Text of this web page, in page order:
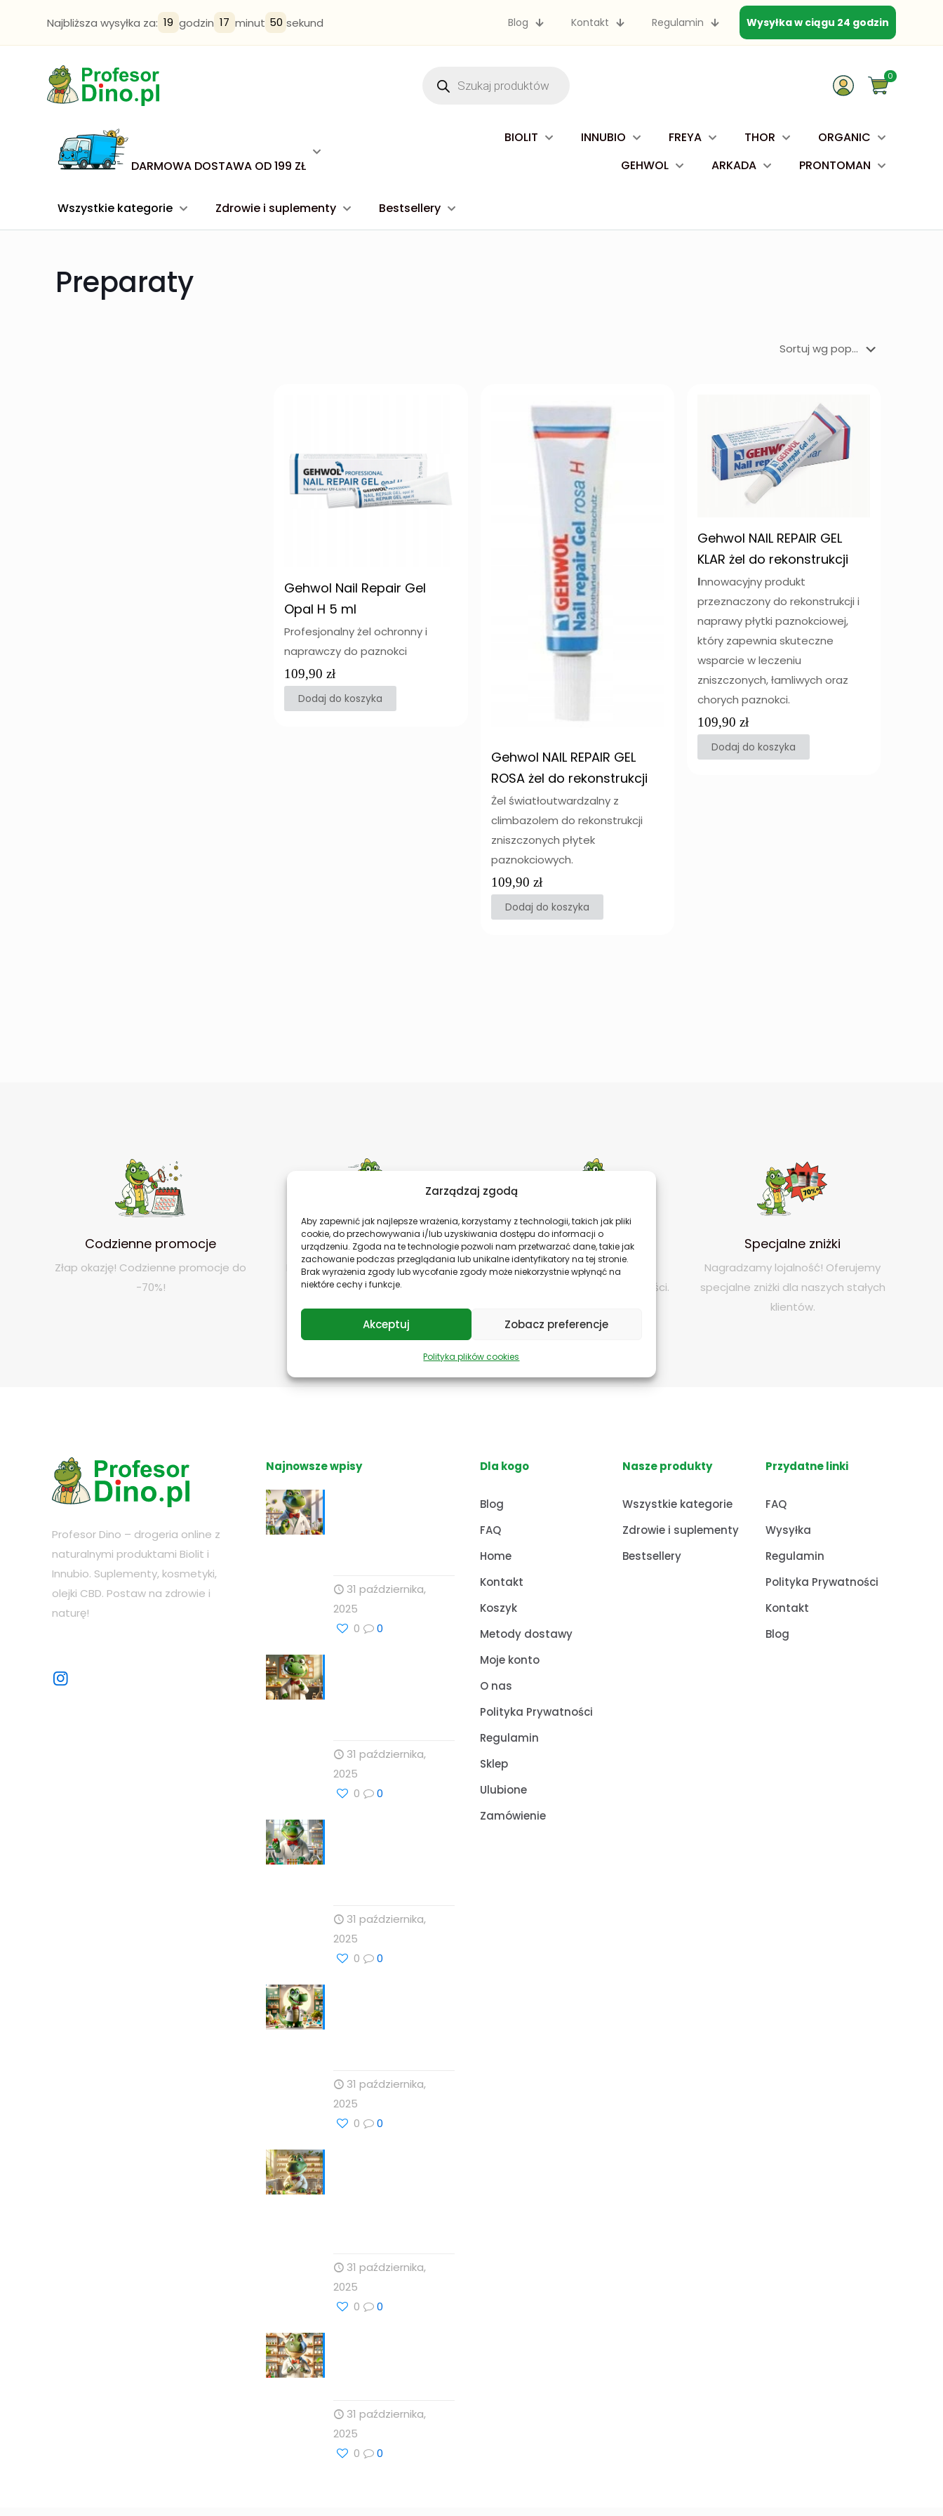
Zarządzaj zgodą
Aby zapewnić jak najlepsze wrażenia, korzystamy z technologii, takich jak pliki
cookie, do przechowywania i/lub uzyskiwania dostępu do informacji o
urządzeniu. Zgoda na te technologie pozwoli nam przetwarzać dane, takie jak
zachowanie podczas przeglądania lub unikalne identyfikatory na tej stronie.
Brak wyrażenia zgody lub wycofanie zgody może niekorzystnie wpłynąć na
niektóre cechy i funkcje.
Akceptuj Zobacz preferencje
Polityka plików cookies
Najbliższa wysyłka za: 19 godzin 17 minut 49 sekund Blog Kontakt Regulamin Wysyłka w ciągu 24 godzin
produktów 0
DARMOWA DOSTAWA OD 199 ZŁ
BIOLIT INNUBIO FREYA THOR
ORGANIC
GEHWOL
ARKADA PRONTOMAN
Wszystkie kategorie Zdrowie i suplementy Bestsellery
Preparaty
Gehwol Nail Repair Gel
Opal H 5 ml
Profesjonalny żel ochronny i
naprawczy do paznokci
109,90zł
Dodaj do koszyka
Gehwol NAIL REPAIR GEL
ROSA żel do rekonstrukcji
Żel światłoutwardzalny z
climbazolem do rekonstrukcji
zniszczonych płytek
paznokciowych.
109,90 zł
Dodaj do koszyka
Gehwol NAIL REPAIR GEL
KLAR żel do rekonstrukcji
Innowacyjny produkt
przeznaczony do rekonstrukcji i
naprawy płytki paznokciowej,
który zapewnia skuteczne
wsparcie w leczeniu
zniszczonych, łamliwych oraz
chorych paznokci.
109,90 zł
Dodaj do koszyka
Codzienne promocje
Złap okazję! Codzienne promocje do
-70%!
Szybka dostawa
Potrzebujesz szybko? Wysyłka
jeszcze tego samego dnia!
Bezpieczne płatności
Płać bez obaw! Zapewniamy
bezpieczeństwo Twoich płatności.
Specjalne zniżki
Nagradzamy lojalność! Oferujemy
specjalne zniżki dla naszych stałych
klientów.
Profesor Dino – drogeria online z
naturalnymi produktami Biolit i
Innubio. Suplementy, kosmetyki,
olejki CBD. Postaw na zdrowie i
naturę!
Najnowsze wpisy
31 października,
2025
0
0
31 października,
2025
0
0
31 października,
2025
0
0
31 października,
2025
0
0
31 października,
2025
0
0
31 października,
2025
0
0
Dla kogo
Blog
FAQ
Home
Kontakt
Koszyk
Metody dostawy
Moje konto
O nas
Polityka Prywatności
Regulamin
Sklep
Ulubione
Zamówienie
Nasze produkty
Wszystkie kategorie
Zdrowie i suplementy
Bestsellery
Przydatne linki
FAQ
Wysyłka
Regulamin
Polityka Prywatności
Kontakt
Blog